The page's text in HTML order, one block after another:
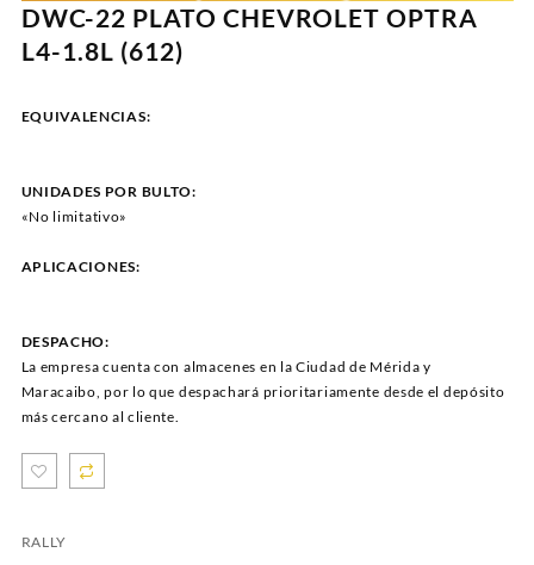
DWC-22 PLATO CHEVROLET OPTRA
L4-1.8L (612)
EQUIVALENCIAS:
UNIDADES POR BULTO:
«No limitativo»
APLICACIONES:
DESPACHO:
La empresa cuenta con almacenes en la Ciudad de Mérida y
Maracaibo, por lo que despachará prioritariamente desde el depósito
más cercano al cliente.
RALLY